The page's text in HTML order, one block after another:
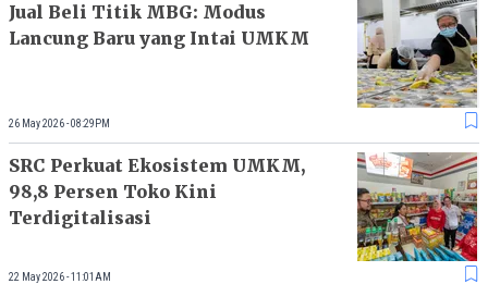
Jual Beli Titik MBG: Modus
Lancung Baru yang Intai UMKM
26 May 2026 - 08:29PM
SRC Perkuat Ekosistem UMKM,
98,8 Persen Toko Kini
Terdigitalisasi
22 May 2026 - 11:01AM